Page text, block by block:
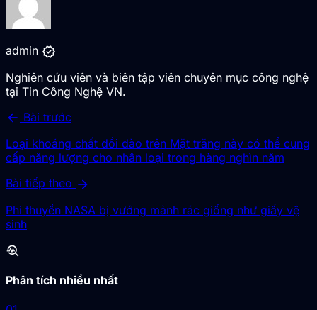
admin verified
Nghiên cứu viên và biên tập viên chuyên mục công nghệ
tại Tin Công Nghệ VN.
arrow_back Bài trước
Loại khoáng chất dồi dào trên Mặt trăng này có thể cung
cấp năng lượng cho nhân loại trong hàng nghìn năm
Bài tiếp theo arrow_forward
Phi thuyền NASA bị vướng mảnh rác giống như giấy vệ
sinh
troubleshoot
Phân tích nhiều nhất